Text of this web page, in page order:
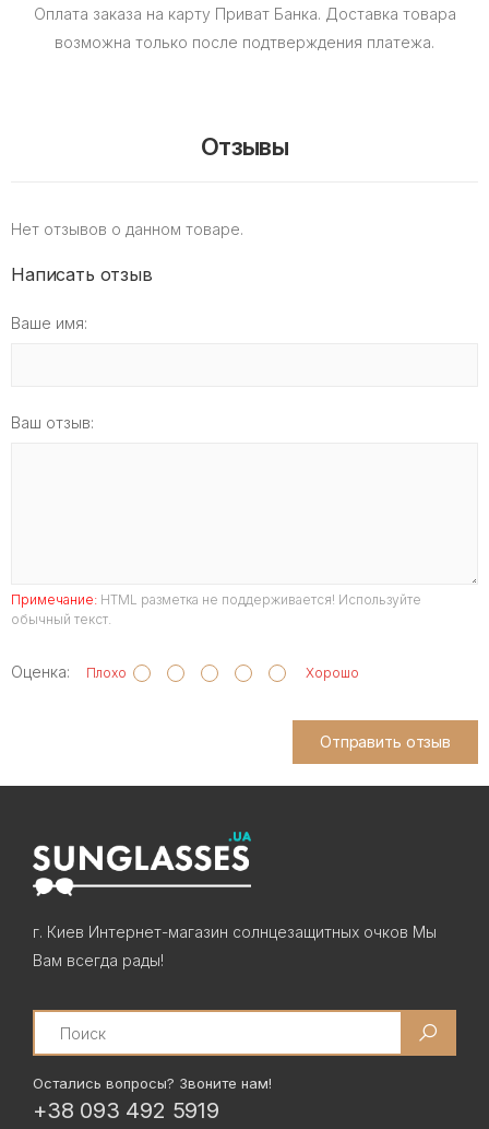
Оплата заказа на карту Приват Банка. Доставка товара
возможна только после подтверждения платежа.
Отзывы
Нет отзывов о данном товаре.
Написать отзыв
Ваше имя:
Ваш отзыв:
Примечание: HTML разметка не поддерживается! Используйте
обычный текст.
Оценка: Плохо Хорошо
Отправить отзыв
г. Киев Интернет-магазин солнцезащитных очков Мы
Вам всегда рады!
Search
Остались вопросы? Звоните нам!
+38 093 492 5919